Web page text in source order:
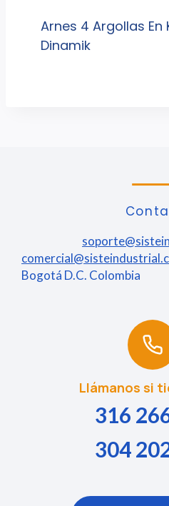
Arnes 4 Argollas En
Dinamik
Bogotá D.C. Colombia
Llámanos si
316
304